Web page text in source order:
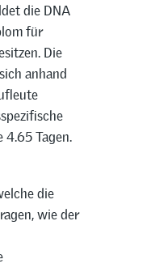
die DNA
für
Die
anhand
Tagen.
die
wie der